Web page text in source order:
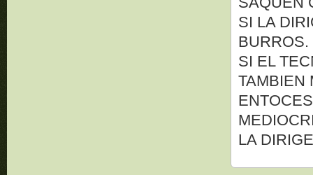
SI LA
BURROS.
SI EL
TAMBIEN
LA